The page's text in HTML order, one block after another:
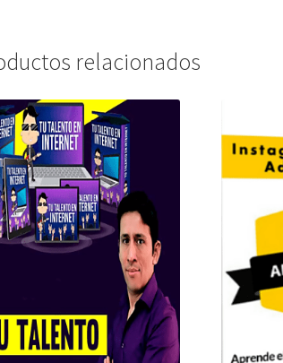
relacionados